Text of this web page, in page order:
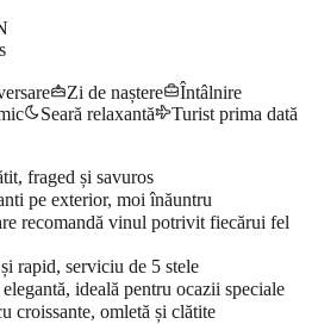
Zi de naștere
Întâlnire
Seară relaxantă
Turist prima dată
fraged și savuros
pe exterior, moi înăuntru
recomandă vinul potrivit fiecărui fel
rapid, serviciu de 5 stele
ideală pentru ocazii speciale
croissante, omletă și clătite